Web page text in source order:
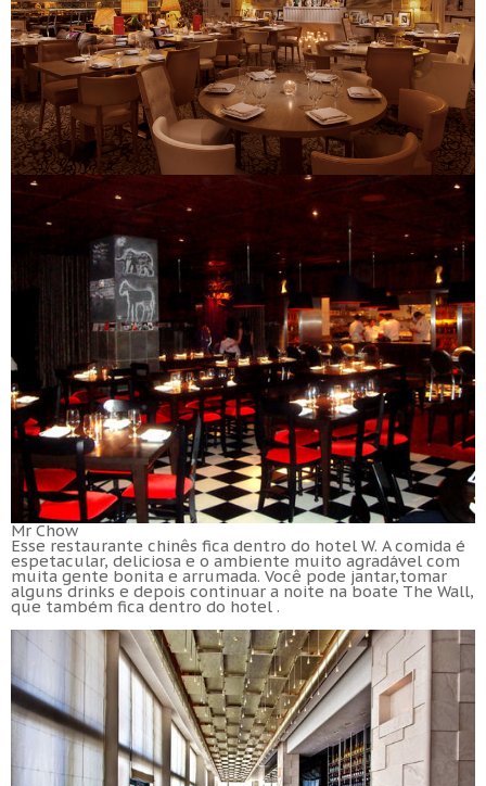
Mr Chow
Esse restaurante chinês fica dentro do hotel W. A comida é
espetacular, deliciosa e o ambiente muito agradável com
muita gente bonita e arrumada. Você pode jantar,tomar
alguns drinks e depois continuar a noite na boate The Wall,
que também fica dentro do hotel .